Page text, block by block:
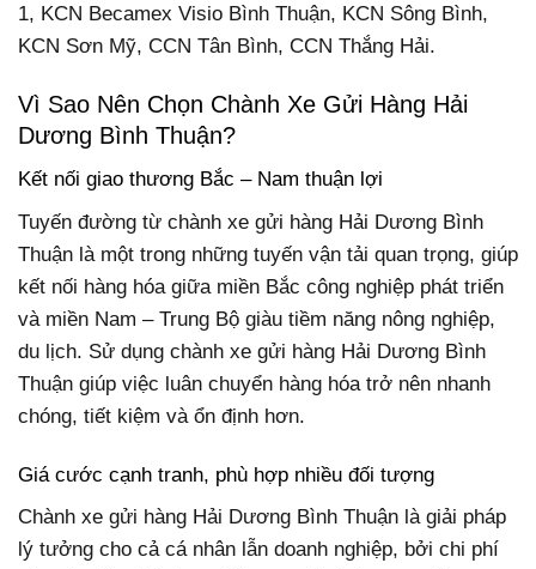
1, KCN Becamex Visio Bình Thuận, KCN Sông Bình,
KCN Sơn Mỹ, CCN Tân Bình, CCN Thắng Hải.
Vì Sao Nên Chọn Chành Xe Gửi Hàng Hải
Dương Bình Thuận?
Kết nối giao thương Bắc – Nam thuận lợi
Tuyến đường từ chành xe gửi hàng Hải Dương Bình
Thuận là một trong những tuyến vận tải quan trọng, giúp
kết nối hàng hóa giữa miền Bắc công nghiệp phát triển
và miền Nam – Trung Bộ giàu tiềm năng nông nghiệp,
du lịch. Sử dụng chành xe gửi hàng Hải Dương Bình
Thuận giúp việc luân chuyển hàng hóa trở nên nhanh
chóng, tiết kiệm và ổn định hơn.
Giá cước cạnh tranh, phù hợp nhiều đối tượng
Chành xe gửi hàng Hải Dương Bình Thuận là giải pháp
lý tưởng cho cả cá nhân lẫn doanh nghiệp, bởi chi phí